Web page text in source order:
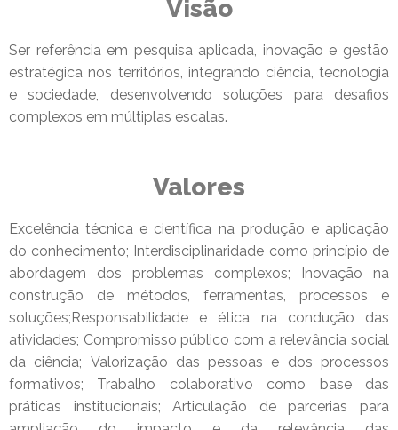
Visão
Ser referência em pesquisa aplicada, inovação e gestão
estratégica nos territórios, integrando ciência, tecnologia
e sociedade, desenvolvendo soluções para desafios
complexos em múltiplas escalas.
Valores
Excelência técnica e científica na produção e aplicação
do conhecimento; Interdisciplinaridade como princípio de
abordagem dos problemas complexos;
Inovação na
construção de métodos, ferramentas, processos e
soluções;Responsabilidade e ética na condução das
atividades; Compromisso público com a relevância social
da ciência; Valorização das pessoas e dos processos
formativos; Trabalho colaborativo como base das
práticas institucionais;Articulação de parcerias para